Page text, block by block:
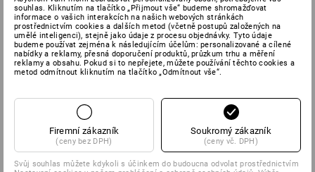
souhlas. Kliknutím na tlačítko „Přijmout vše“ budeme shromažďovat
informace o vašich interakcích na našich webových stránkách
prostřednictvím cookies a dalších metod (včetně postupů založených na
umělé inteligenci), stejně jako údaje z procesu objednávky. Tyto údaje
budeme používat zejména k následujícím účelům: personalizované a cílené
nabídky a reklamy, přesná doporučení produktů, průzkum trhu a měření
reklamy a obsahu. Pokud si to nepřejete, můžete používání těchto cookies a
metod odmítnout kliknutím na tlačítko „Odmítnout vše“.
Firemní zákazník
(ceny bez DPH)
Soukromý zákazník
(ceny vč. DPH)
Svůj souhlas můžete kdykoli s účinkem do budoucna odvolat prostřednictvím